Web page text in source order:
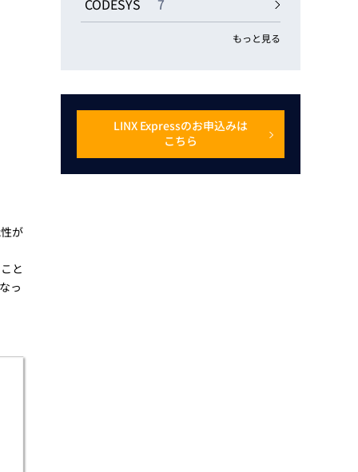
が
と
っ
CODESYS
7
もっと見る
LINX Expressのお申込みは
こちら